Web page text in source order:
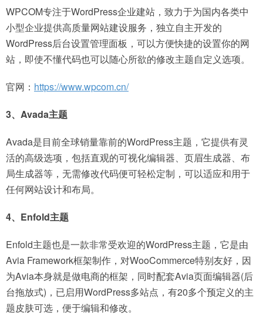
WPCOM专注于WordPress企业建站，致力于为国内各类中
小型企业提供高质量网站建设服务，独立自主开发的
WordPress后台设置管理面板，可以方便快捷的设置你的网
站，即使不懂代码也可以随心所欲的修改主题自定义选项。
官网： https://www.wpcom.cn/
3、Avada主题
Avada是目前全球销量靠前的WordPress主题，它提供有灵
活的高级选项，包括直观的可视化编辑器、页眉生成器、布
局生成器等，无需修改代码便可轻松定制，可以适应和用于
任何网站设计和布局。
4、Enfold主题
Enfold主题也是一款非常受欢迎的WordPress主题，它是由
Avia Framework框架制作，对WooCommerce特别友好，因
为Avia本身就是做电商的框架，同时配套Avia页面编辑器(后
台拖放式)，已启用WordPress多站点，有20多个预定义的主
题皮肤可选，便于编辑和修改。